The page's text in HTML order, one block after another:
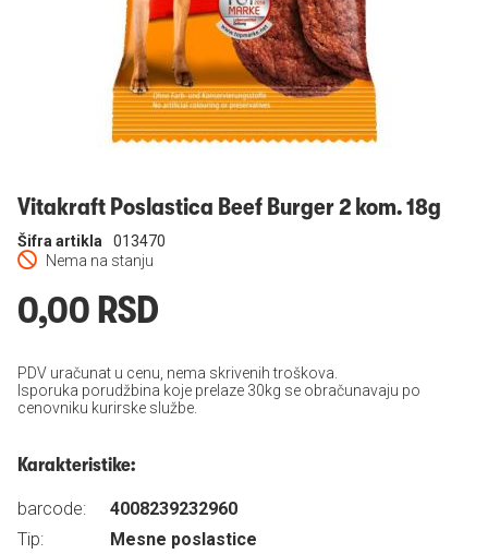
Vitakraft Poslastica Beef Burger 2 kom. 18g
Nema na stanju
Šifra artikla 013470
0,00 RSD
PDV uračunat u cenu, nema skrivenih troškova.
Isporuka porudžbina koje prelaze 30kg se obračunavaju po
cenovniku kurirske službe.
Karakteristike:
barcode:
4008239232960
Tip:
Mesne poslastice